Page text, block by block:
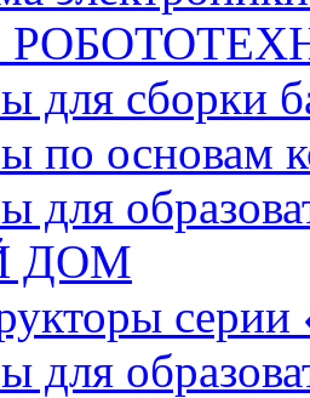
для сборки
по основам
для
ДОМ
для